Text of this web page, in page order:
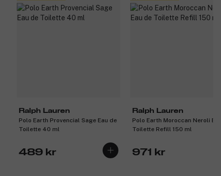
Ralph Lauren
Polo Earth Provencial Sage Eau de
Toilette 40 ml
489 kr
Ralph Lauren
Polo Earth Moroccan Neroli
Toilette Refill 150 ml
971 kr